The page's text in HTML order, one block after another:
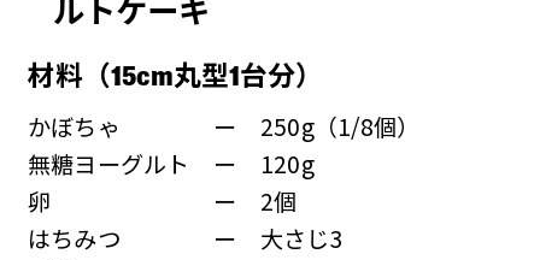
ルトケーキ
材料（15cm丸型1台分）
かぼちゃ ー 250g（1/8個）
無糖ヨーグルト ー 120g
卵 ー 2個
はちみつ ー 大さじ3